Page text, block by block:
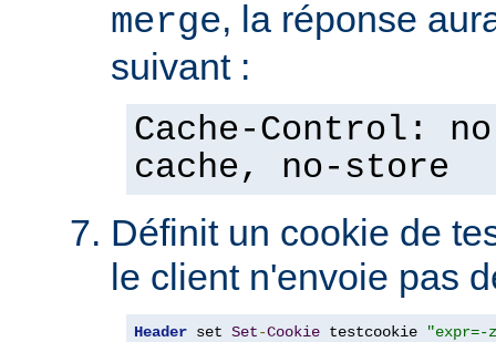
merge, la réponse
suivant :
Cache-Control:
cache, no-store
Définit un cookie de
le client n'envoie pas
Header set Set-Cookie testcookie "expr=-